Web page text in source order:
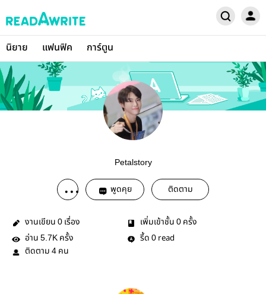
นิยาย แฟนฟิค การ์ตูน
Petalstory
พูดคุย ติดตาม
งานเขียน 0 เรื่อง เพิ่มเข้าชั้น 0 ครั้ง
อ่าน 5.7K ครั้ง รี้ด 0 read
ติดตาม 4 คน